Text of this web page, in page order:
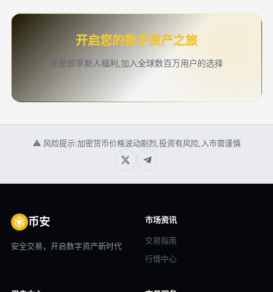
开启您的数字资产之旅
注册即享新人福利,加入全球数百万用户的选择
⚠ 风险提示:加密货币价格波动剧烈,投资有风险,入市需谨慎
币安
安全交易，开启数字资产新时代
市场资讯
交易指南
行情中心